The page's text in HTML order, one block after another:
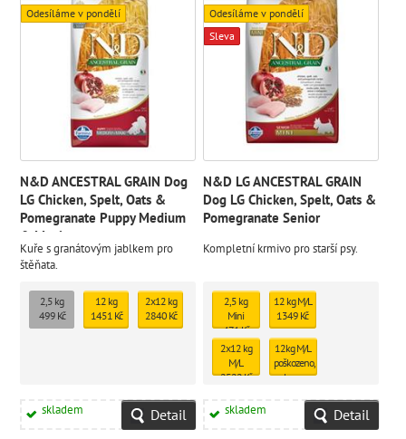
Odesíláme v pondělí
N&D ANCESTRAL GRAIN Dog
LG Chicken, Spelt, Oats &
Pomegranate Puppy Medium
& Maxi
Kuře s granátovým jablkem pro
štěňata.
2,5 kg
499 Kč
12 kg
1451 Kč
2x12 kg
2840 Kč
skladem Detail
Odesíláme v pondělí
Sleva
N&D LG ANCESTRAL GRAIN
Dog LG Chicken, Spelt, Oats &
Pomegranate Senior
Kompletní krmivo pro starší psy.
2,5 kg
Mini
471 Kč
12 kg M/L
1349 Kč
2x12 kg
M/L
2522 Kč
12kg M/L
poškozeno,
zalepeno
skladem
skladem Detail